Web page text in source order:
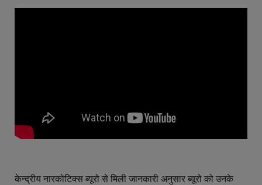
केन्द्रीय नारकोटिक्स ब्यूरो से मिली जानकारी अनुसार ब्यूरो को उनके